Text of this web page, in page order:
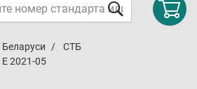
СТБ
E 2021-05